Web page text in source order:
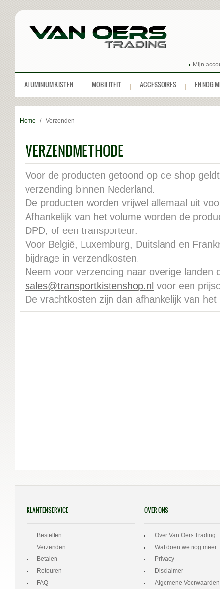
Mijn
ALUMINIUM KISTEN MOBILITEIT ACCESSOIRES EN NOG
Home / Verzenden
VERZENDMETHODE
Voor de producten getoond op de shop
verzending binnen Nederland.
De producten worden vrijwel allemaal uit
Afhankelijk van het volume worden de
DPD, of een transporteur.
Voor België, Luxemburg, Duitsland en
bijdrage in verzendkosten.
Neem voor verzending naar overige landen
sales@transportkistenshop.nl voor een
De vrachtkosten zijn dan afhankelijk van
KLANTENSERVICE
Bestellen
Verzenden
Betalen
Retouren
FAQ
OVER ONS
Over Van Oers Trading
Wat doen we nog meer..
Privacy
Disclaimer
Algemene Voorwaarden